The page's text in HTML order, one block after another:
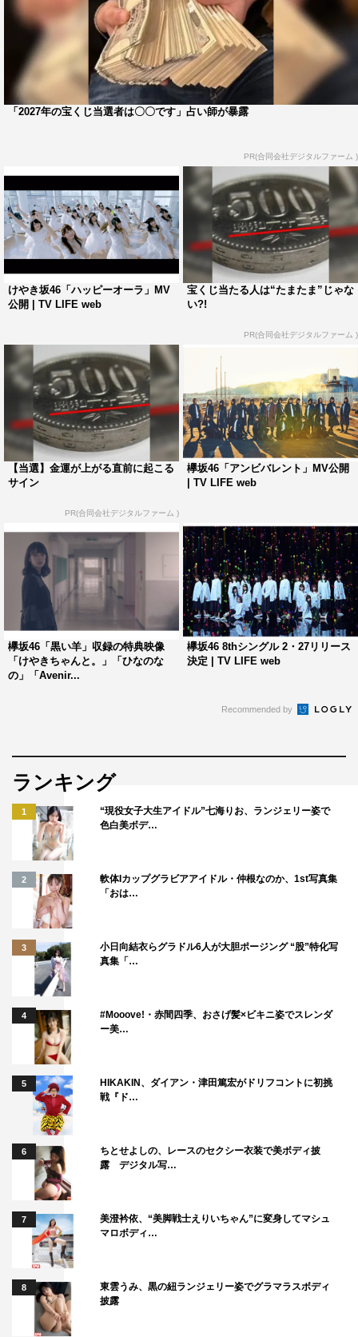
■今泉佑唯×齊藤京子
■尾関梨香×丹生明里
■渡辺梨加×井口眞緒
「2027年の宝くじ当選者は〇〇です」占い師が暴露
PR(合同会社デジタルファーム )
けやき坂46「ハッピーオーラ」MV
公開 | TV LIFE web
宝くじ当たる人は“たまたま”じゃな
い?!
PR(合同会社デジタルファーム )
【当選】金運が上がる直前に起こる
サイン
PR(合同会社デジタルファーム )
欅坂46「アンビバレント」MV公開
| TV LIFE web
欅坂46「黒い羊」収録の特典映像
「けやきちゃんと。」「ひなのな
の」「Avenir...
欅坂46 8thシングル 2・27リリース
決定 | TV LIFE web
Recommended by
ランキング
1
“現役女子大生アイドル”七海りお、ランジェリー姿で
色白美ボデ…
2
軟体Iカップグラビアアイドル・仲根なのか、1st写真集
「おは…
3
小日向結衣らグラドル6人が大胆ポージング “股”特化写
真集「…
4
#Mooove!・赤間四季、おさげ髪×ビキニ姿でスレンダ
ー美…
5
HIKAKIN、ダイアン・津田篤宏がドリフコントに初挑
戦『ド…
6
ちとせよしの、レースのセクシー衣装で美ボディ披
露 デジタル写…
7
美澄衿依、“美脚戦士えりいちゃん”に変身してマシュ
マロボディ…
8
東雲うみ、黒の紐ランジェリー姿でグラマラスボディ
披露